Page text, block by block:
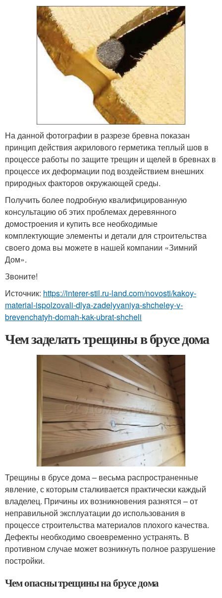
На данной фотографии в разрезе бревна показан
принцип действия акрилового герметика теплый шов в
процессе работы по защите трещин и щелей в бревнах в
процессе их деформации под воздействием внешних
природных факторов окружающей среды.
Получить более подробную квалифицированную
консультацию об этих проблемах деревянного
домостроения и купить все необходимые
комплектующие элементы и детали для строительства
своего дома вы можете в нашей компании «Зимний
Дом».
Звоните!
Источник: https://interer-stil.ru-land.com/novosti/kakoy-
material-ispolzovali-dlya-zadelyvaniya-shcheley-v-
brevenchatyh-domah-kak-ubrat-shcheli
Чем заделать трещины в брусе дома
Трещины в брусе дома – весьма распространенные
явление, с которым сталкивается практически каждый
владелец. Причины их возникновения разнятся – от
неправильной эксплуатации до использования в
процессе строительства материалов плохого качества.
Дефекты необходимо своевременно устранять. В
противном случае может возникнуть полное разрушение
постройки.
Чем опасны трещины на брусе дома